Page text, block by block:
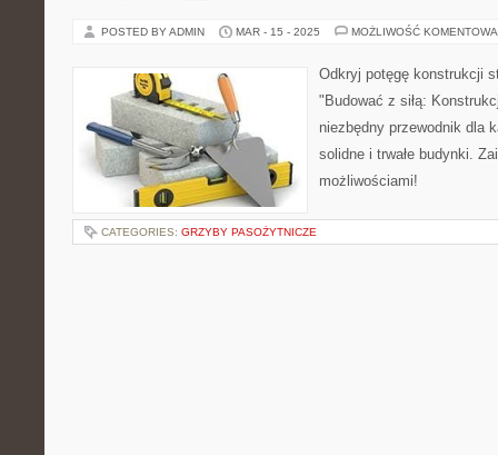
POSTED BY ADMIN MAR - 15 - 2025 MOŻLIWOŚĆ
Odkryj potęgę konstrukcji
"Budować z siłą:
niezbędny przewodnik dla
solidne i trwałe budynki.
możliwościami!
CATEGORIES: GRZYBY PASOŻYTNICZE